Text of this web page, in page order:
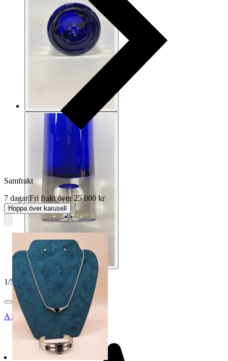
1/5
ANTIQUS_BÅLSTA_AB
Samfrakt
7 dagar|Fri frakt över 25 000 kr
Hoppa över karusell